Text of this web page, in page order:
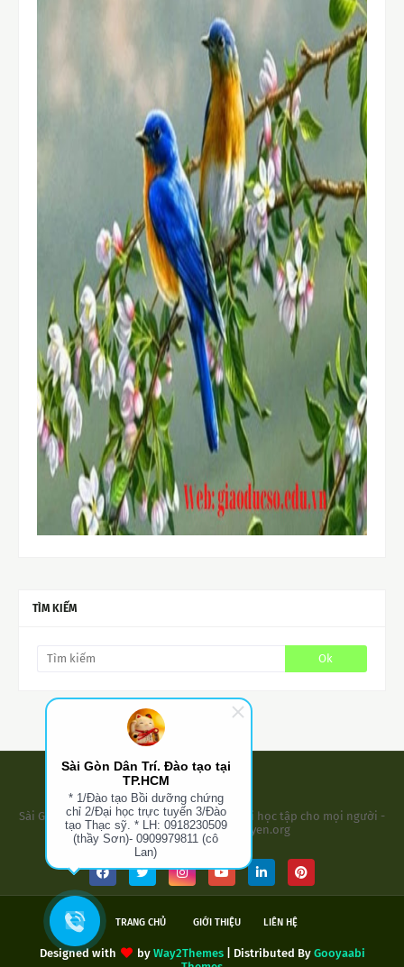
TÌM KIẾM
Sài Gòn Dân Trí - Đào Tạo Tại TPHCM- Cơ hội học tập cho mọi người -
Website: tuyensinhtructuyen.org
TRANG CHỦ GIỚI THIỆU LIÊN HỆ
Designed with by Way2Themes| Distributed By Gooyaabi
Sài Gòn Dân Trí. Đào tạo tại
TP.HCM
* 1/Đào tạo Bồi dưỡng chứng
chỉ 2/Đại học trực tuyến 3/Đào
tạo Thạc sỹ. * LH: 0918230509
(thầy Sơn)- 0909979811 (cô
Lan)